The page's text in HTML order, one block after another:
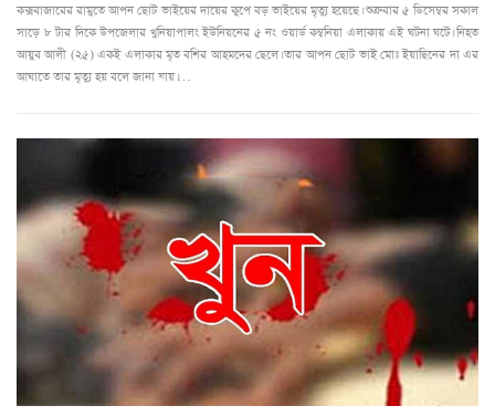
কক্সবাজারের রামুতে আপন ছোট ভাইয়ের দায়ের কুপে বড় ভাইয়ের মৃত্যু হয়েছে। শুক্রবার ৫ ডিসেম্বর সকাল
সাড়ে ৮ টার দিকে উপজেলার খুনিয়াপালং ইউনিয়নের ৫ নং ওয়ার্ড কম্বনিয়া এলাকায় এই ঘটনা ঘটে। নিহত
আয়ুব আলী (২৫) একই এলাকার মৃত বশির আহমদের ছেলে। তার আপন ছোট ভাই মোঃ ইয়াছিনের দা এর
আঘাতে তার মৃত্যু হয় বলে জানা যায়।…